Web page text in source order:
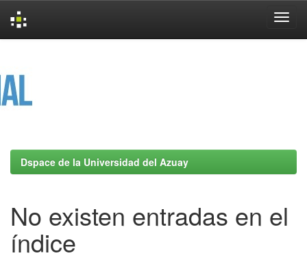
Dspace de la Universidad del Azuay
No existen entradas en el
índice